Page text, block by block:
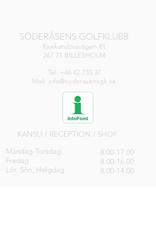
SÖDERÅSENS GOLFKLUBB
Risekatslösavägen 81
267 71 BILLESHOLM
Tel: +46 42 733 37
Mail: info@soderasensgk.se
KANSLI / RECEPTION / SHOP
Måndag-Torsdag
Fredag
Lör, Sön, Helgdag
8.00-17.00
8.00-16.00
8.00-14.00